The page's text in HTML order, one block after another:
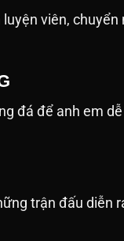
viên,
đá để anh em
trận đấu diễn